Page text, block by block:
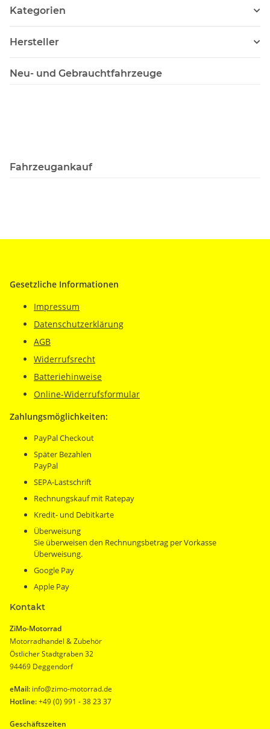
Kategorien
Hersteller
Neu- und Gebrauchtfahrzeuge
Fahrzeugankauf
Gesetzliche Informationen
Impressum
Datenschutzerklärung
AGB
Widerrufsrecht
Batteriehinweise
Online-Widerrufsformular
Zahlungsmöglichkeiten:
PayPal Checkout
Später Bezahlen
PayPal
SEPA-Lastschrift
Rechnungskauf mit Ratepay
Kredit- und Debitkarte
Überweisung
Sie überweisen den Rechnungsbetrag per Vorkasse
Überweisung.
Google Pay
Apple Pay
Kontakt
ZiMo-Motorrad
Motorradhandel & Zubehör
Östlicher Stadtgraben 32
94469 Deggendorf
eMail: info@zimo-motorrad.de
Hotline:+49 (0) 991 - 38 23 37
Geschäftszeiten